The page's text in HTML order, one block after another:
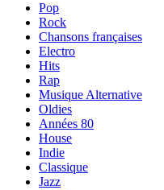
Pop
Rock
Chansons françaises
Electro
Hits
Rap
Musique Alternative
Oldies
Années 80
House
Indie
Classique
Jazz